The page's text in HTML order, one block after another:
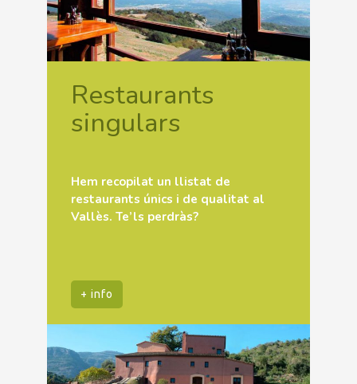
Restaurants
singulars
Hem recopilat un llistat de
restaurants únics i de qualitat al
Vallès. Te’ls perdràs?
+ info